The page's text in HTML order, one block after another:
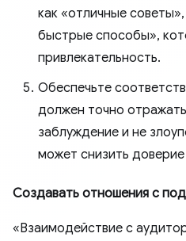
как «отличные
быстрые способы»,
привлекательность.
Обеспечьте
должен точно
заблуждение и не
может снизить
Создавать отношения с
«Взаимодействие с